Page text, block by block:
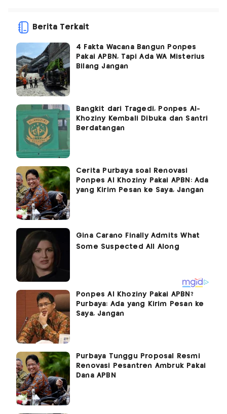
Berita Terkait
4 Fakta Wacana Bangun Ponpes
Pakai APBN, Tapi Ada WA Misterius
Bilang Jangan
Bangkit dari Tragedi, Ponpes Al-
Khoziny Kembali Dibuka dan Santri
Berdatangan
Cerita Purbaya soal Renovasi
Ponpes Al Khoziny Pakai APBN: Ada
yang Kirim Pesan ke Saya, Jangan
Ponpes Al Khoziny Pakai APBN?
Purbaya: Ada yang Kirim Pesan ke
Saya, Jangan
Purbaya Tunggu Proposal Resmi
Renovasi Pesantren Ambruk Pakai
Dana APBN